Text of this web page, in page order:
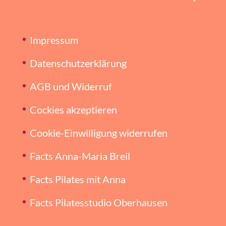
Impressum
Datenschutzerklärung
AGB und Widerruf
Cockies akzeptieren
Cookie-Einwilligung widerrufen
Facts Anna-Maria Breil
Facts Pilates mit Anna
Facts Pilatesstudio Oberhausen